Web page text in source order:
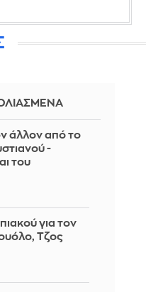
άλλον από το
-
του
για τον
Τζος